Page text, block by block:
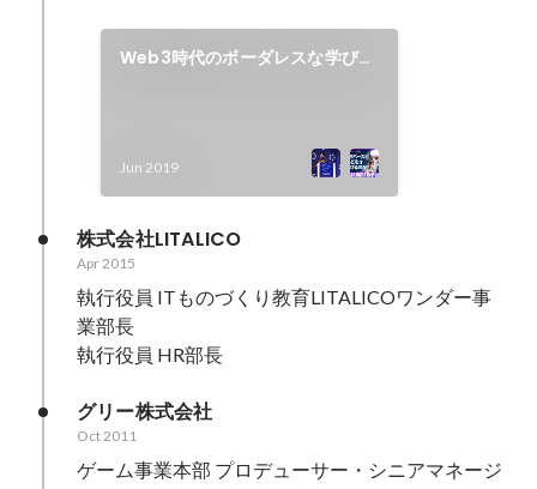
Web3時代のボーダレスな学びの
Jun 2019
株式会社LITALICO
Apr 2015
執行役員 ITものづくり教育LITALICOワンダー事
業部長
執行役員 HR部長
グリー株式会社
Oct 2011
ゲーム事業本部 プロデューサー・シニアマネージ